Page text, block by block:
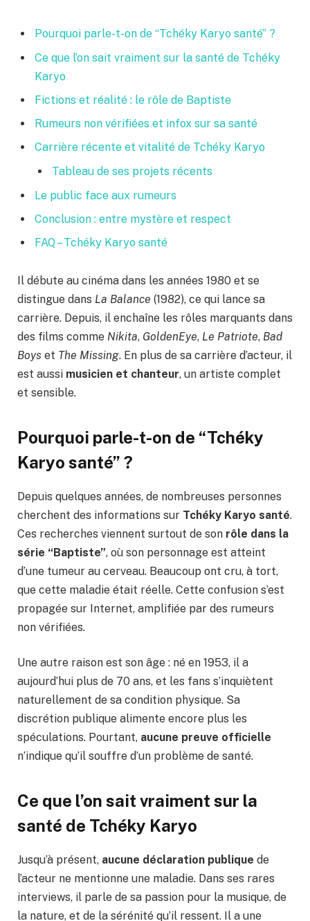
Pourquoi parle-t-on de “Tchéky Karyo santé” ?
Ce que l’on sait vraiment sur la santé de Tchéky
Karyo
Fictions et réalité : le rôle de Baptiste
Rumeurs non vérifiées et infox sur sa santé
Carrière récente et vitalité de Tchéky Karyo
Tableau de ses projets récents
Le public face aux rumeurs
Conclusion : entre mystère et respect
FAQ – Tchéky Karyo santé
Il débute au cinéma dans les années 1980 et se
distingue dans La Balance (1982), ce qui lance sa
carrière. Depuis, il enchaîne les rôles marquants dans
des films comme Nikita, GoldenEye, Le Patriote, Bad
Boys et The Missing. En plus de sa carrière d’acteur, il
est aussi musicien et chanteur, un artiste complet
et sensible.
Pourquoi parle-t-on de “Tchéky
Karyo santé” ?
Depuis quelques années, de nombreuses personnes
cherchent des informations sur Tchéky Karyo santé.
Ces recherches viennent surtout de son rôle dans la
série “Baptiste”, où son personnage est atteint
d’une tumeur au cerveau. Beaucoup ont cru, à tort,
que cette maladie était réelle. Cette confusion s’est
propagée sur Internet, amplifiée par des rumeurs
non vérifiées.
Une autre raison est son âge : né en 1953, il a
aujourd’hui plus de 70 ans, et les fans s’inquiètent
naturellement de sa condition physique. Sa
discrétion publique alimente encore plus les
spéculations. Pourtant, aucune preuve officielle
n’indique qu’il souffre d’un problème de santé.
Ce que l’on sait vraiment sur la
santé de Tchéky Karyo
Jusqu’à présent, aucune déclaration publique de
l’acteur ne mentionne une maladie. Dans ses rares
interviews, il parle de sa passion pour la musique, de
la nature, et de la sérénité qu’il ressent. Il a une